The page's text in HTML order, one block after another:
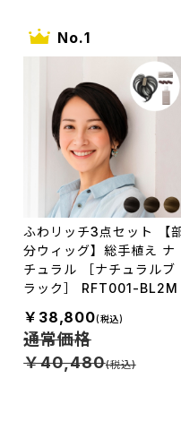
1
ふわリッチ3点セット 【
分ウィッグ】総手植え ナ
チュラル ［ナチュラルブ
ラック］ RFT001-BL2M
￥38,800
通常価格
￥40,480